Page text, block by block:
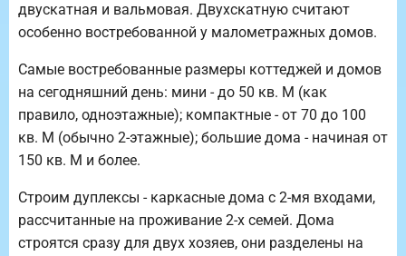
двускатная и вальмовая. Двухскатную считают
особенно востребованной у малометражных домов.
Самые востребованные размеры коттеджей и домов
на сегодняшний день: мини - до 50 кв. М (как
правило, одноэтажные); компактные - от 70 до 100
кв. М (обычно 2-этажные); большие дома - начиная от
150 кв. М и более.
Строим дуплексы - каркасные дома с 2-мя входами,
рассчитанные на проживание 2-х семей. Дома
строятся сразу для двух хозяев, они разделены на